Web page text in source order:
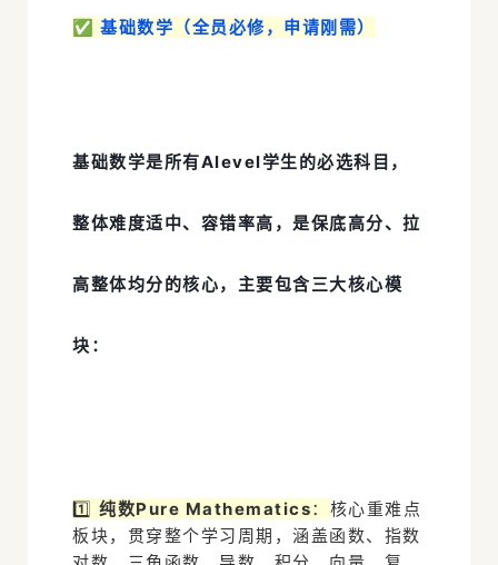
✅ 基础数学（全员必修，申请刚需）
基础数学是所有Alevel学生的必选科目，
整体难度适中、容错率高，是保底高分、拉
高整体均分的核心，主要包含三大核心模
块：
1️⃣ 纯数Pure Mathematics： 核心重难点
板块，贯穿整个学习周期，涵盖函数、指数